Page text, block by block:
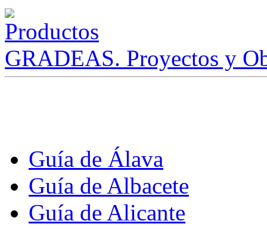
GRADEAS. Proyectos y
Guía de Álava
Guía de Albacete
Guía de Alicante